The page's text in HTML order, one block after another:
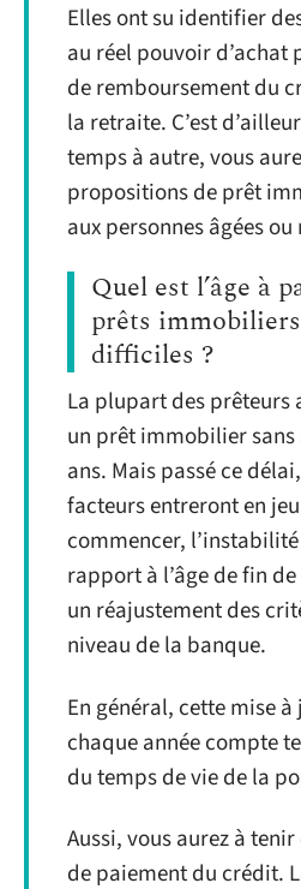
Elles ont su identifier
au réel pouvoir
de remboursement du
la retraite. C’est
temps à autre, vous
propositions de prêt
aux personnes âgées
Quel est l’âge à
prêts
difficiles ?
La plupart des
un prêt immobilier sans
ans. Mais passé ce
facteurs entreront en
commencer,
rapport à l’âge de fin
un réajustement des
niveau de la banque.
En général, cette mise
chaque année compte
du temps de vie de la
Aussi, vous aurez à
de paiement du crédit.